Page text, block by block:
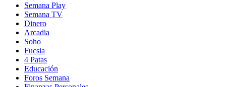
Semana Play
Semana TV
Dinero
Arcadia
Soho
in
new
window
Fucsia
in
new
window
4 Patas
Educación
Foros Semana